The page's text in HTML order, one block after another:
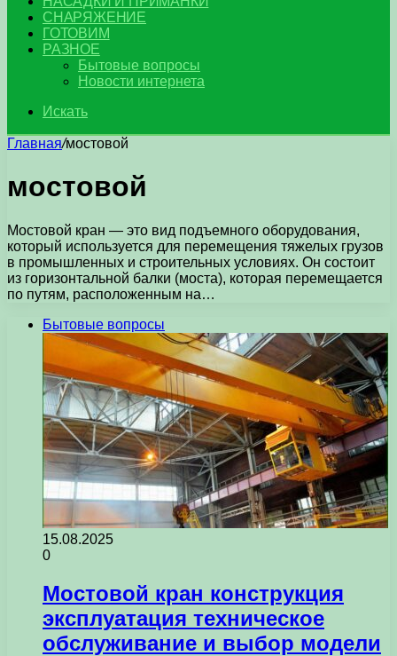
СНАРЯЖЕНИЕ
ГОТОВИМ
РАЗНОЕ
Бытовые вопросы
Новости интернета
Искать
Главная/мостовой
мостовой
Мостовой кран — это вид подъемного оборудования,
который используется для перемещения тяжелых грузов
в промышленных и строительных условиях. Он состоит
из горизонтальной балки (моста), которая перемещается
по путям, расположенным на…
Бытовые вопросы
15.08.2025
0
Мостовой кран конструкция
эксплуатация техническое
обслуживание и выбор модели